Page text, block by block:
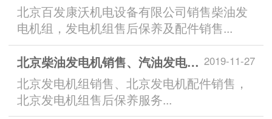
北京百发康沃机电设备有限公司销售柴油发
电机组，发电机组售后保养及配件销售...
2019-11-27
北京柴油发电机销售、汽油发电机组现货销售、
北京发电机组销售、北京发电机配件销售，
北京发电机组售后保养服务...